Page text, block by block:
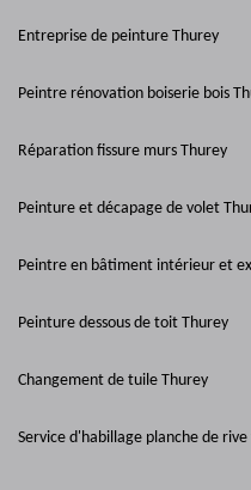
Entreprise de peinture Thurey
Peintre rénovation boiserie bois
Réparation fissure murs Thurey
Peinture et décapage de volet
Peintre en bâtiment intérieur et
Peinture dessous de toit Thurey
Changement de tuile Thurey
Service d'habillage planche de